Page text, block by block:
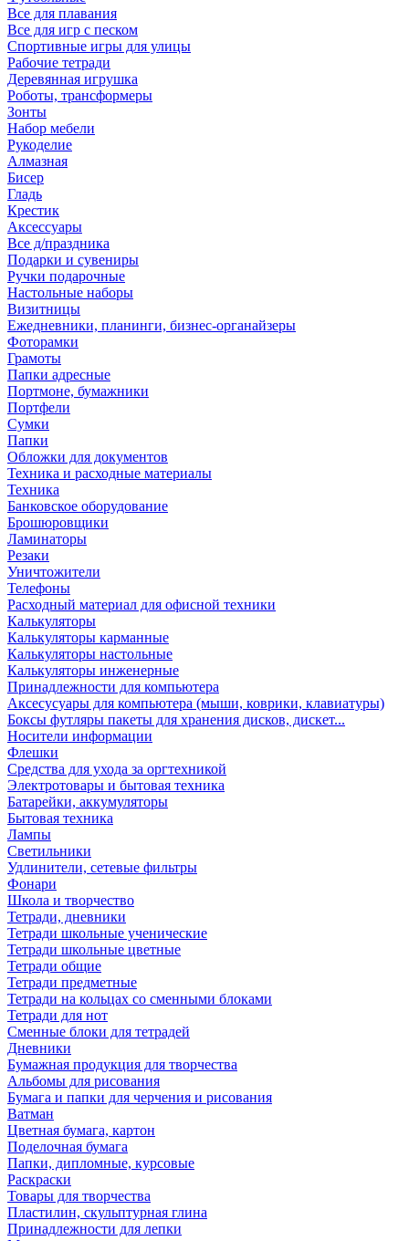
Все для плавания
Все для игр с песком
Спортивные игры для улицы
Рабочие тетради
Деревянная игрушка
Роботы, трансформеры
Зонты
Набор мебели
Рукоделие
Алмазная
Бисер
Гладь
Крестик
Аксессуары
Все д/праздника
Подарки и сувениры
Ручки подарочные
Настольные наборы
Визитницы
Ежедневники, планинги, бизнес-органайзеры
Фоторамки
Грамоты
Папки адресные
Портмоне, бумажники
Портфели
Сумки
Папки
Обложки для документов
Техника и расходные материалы
Техника
Банковское оборудование
Брошюровщики
Ламинаторы
Резаки
Уничтожители
Телефоны
Расходный материал для офисной техники
Калькуляторы
Калькуляторы карманные
Калькуляторы настольные
Калькуляторы инженерные
Принадлежности для компьютера
Аксесусуары для компьютера (мыши, коврики, клавиатуры)
Боксы футляры пакеты для хранения дисков, дискет...
Носители информации
Флешки
Средства для ухода за оргтехникой
Электротовары и бытовая техника
Батарейки, аккумуляторы
Бытовая техника
Лампы
Светильники
Удлинители, сетевые фильтры
Фонари
Школа и творчество
Тетради, дневники
Тетради школьные ученические
Тетради школьные цветные
Тетради общие
Тетради предметные
Тетради на кольцах со сменными блоками
Тетради для нот
Сменные блоки для тетрадей
Дневники
Бумажная продукция для творчества
Альбомы для рисования
Бумага и папки для черчения и рисования
Ватман
Цветная бумага, картон
Поделочная бумага
Папки, дипломные, курсовые
Раскраски
Товары для творчества
Пластилин, скульптурная глина
Принадлежности для лепки